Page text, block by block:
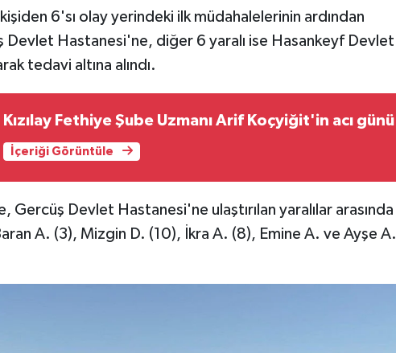
6'sı olay yerindeki ilk müdahalelerinin ardından
Devlet Hastanesi'ne, diğer 6 yaralı ise Hasankeyf Devlet
tedavi altına alındı.
Kızılay Fethiye Şube Uzmanı Arif Koçyiğit'in acı günü
İçeriği Görüntüle
Gercüş Devlet Hastanesi'ne ulaştırılan yaralılar arasında
A. (3), Mizgin D. (10), İkra A. (8), Emine A. ve Ayşe A.